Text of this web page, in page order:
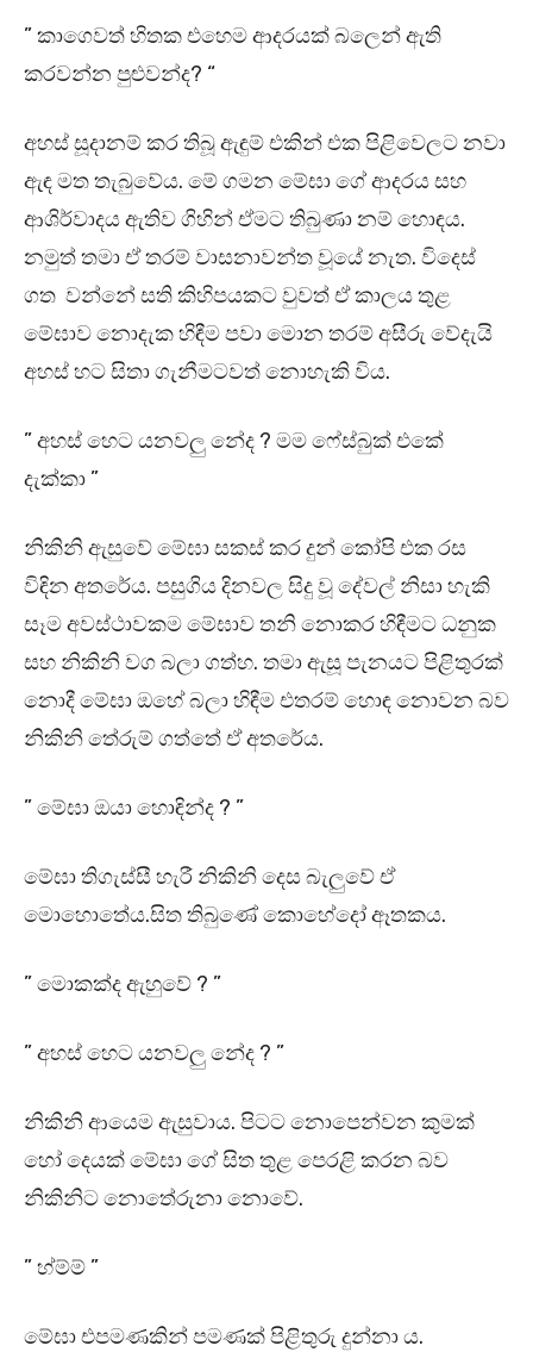
” කාගෙවත් හිතක එහෙම ආදරයක් බලෙන් ඇති
කරවන්න පුළුවන්ද? “
අහස් සූදානම් කර තිබූ ඇඳුම් එකින් එක පිළිවෙලට නවා
ඇඳ මත තැබුවේය. මේ ගමන මේඝා ගේ ආදරය සහ
ආශිර්වාදය ඇතිව ගිහින් ඒමට තිබුණා නම් හොඳය.
නමුත් තමා ඒ තරම් වාසනාවන්ත වූයේ නැත. විදෙස්
ගත වන්නේ සති කිහිපයකට වුවත් ඒ කාලය තුළ
මේඝාව නොදැක හිඳීම පවා මොන තරම් අසීරු වේදැයි
අහස් හට සිතා ගැනීමටවත් නොහැකි විය.
” අහස් හෙට යනවලු නේද ? මම ෆේස්බුක් එකේ
දැක්කා ”
නිකිනි ඇසුවේ මේඝා සකස් කර දුන් කෝපි එක රස
විඳින අතරේය. පසුගිය දිනවල සිදු වූ දේවල් නිසා හැකි
සෑම අවස්ථාවකම මේඝාව තනි නොකර හිඳීමට ධනුක
සහ නිකිනි වග බලා ගත්හ. තමා ඇසූ පැනයට පිළිතුරක්
නොදී මේඝා ඔහේ බලා හිඳීම එතරම් හොඳ නොවන බව
නිකිනි තේරුම් ගත්තේ ඒ අතරේය.
” මේඝා ඔයා හොඳින්ද ? ”
මේඝා තිගැස්සී හැරී නිකිනි දෙස බැලුවේ ඒ
මොහොතේය.සිත තිබුණේ කොහේදෝ ඈතකය.
” මොකක්ද ඇහුවේ ? ”
” අහස් හෙට යනවලු නේද ? ”
නිකිනි ආයෙම ඇසුවාය. පිටට නොපෙන්වන කුමක්
හෝ දෙයක් මේඝා ගේ සිත තුළ පෙරළි කරන බව
නිකිනිට නොතේරුනා නොවේ.
” හ්ම්ම් ”
මේඝා එපමණකින් පමණක් පිළිතුරු දුන්නා ය.